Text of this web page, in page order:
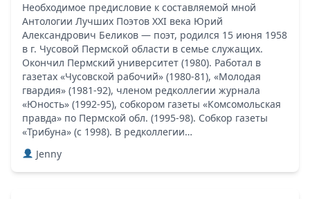
Необходимое предисловие к составляемой мной
Антологии Лучших Поэтов XXI века Юрий
Александрович Беликов — поэт, родился 15 июня 1958
в г. Чусовой Пермской области в семье служащих.
Окончил Пермский университет (1980). Работал в
газетах «Чусовской рабочий» (1980-81), «Молодая
гвардия» (1981-92), членом редколлегии журнала
«Юность» (1992-95), собкором газеты «Комсомольская
правда» по Пермской обл. (1995-98). Собкор газеты
«Трибуна» (с 1998). В редколлегии…
Jenny